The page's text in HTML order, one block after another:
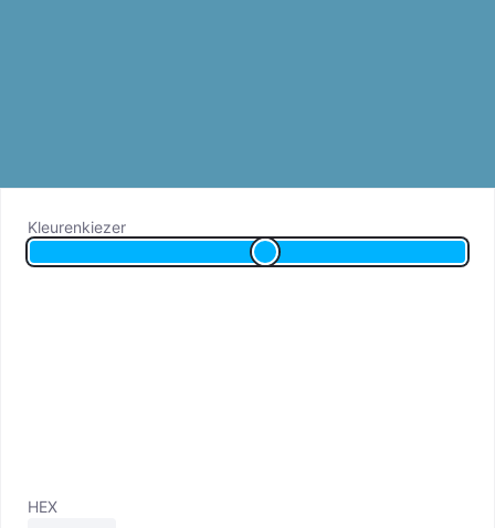
Kleurenkiezer
HEX